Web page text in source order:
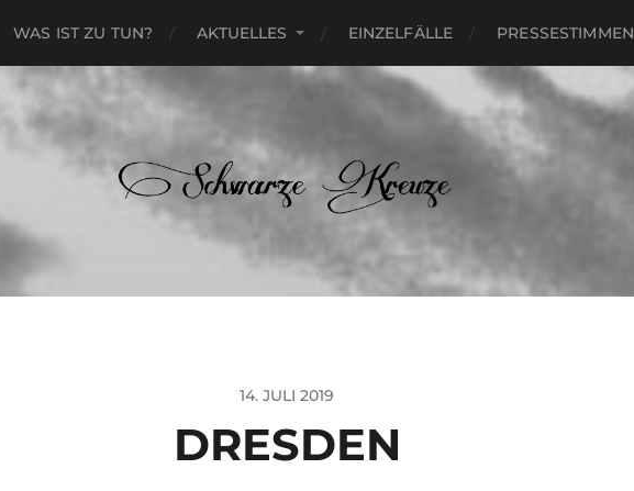
WAS IST ZU TUN? AKTUELLES EINZELFÄLLE PRESSESTIMMEN
14. JULI 2019
DRESDEN